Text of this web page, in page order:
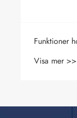
Ptc Heater